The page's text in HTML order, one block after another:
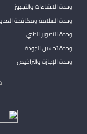
وحدة الانشاءات والتجهيز
وحدة السلامة ومكافحة
وحدة التصوير الطبي
وحدة تحسين الجودة
وحدة الإجازة والتراخيص